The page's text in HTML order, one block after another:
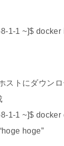
1-1 ~]$ docker
ストにダウン
1-1 ~]$ docker
hoge”